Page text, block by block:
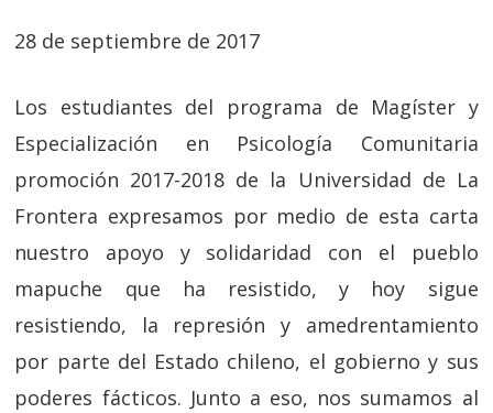
28 de septiembre de 2017
Los estudiantes del programa de Magíster y
Especialización en Psicología Comunitaria
promoción 2017-2018 de la Universidad de La
Frontera expresamos por medio de esta carta
nuestro apoyo y solidaridad con el pueblo
mapuche que ha resistido, y hoy sigue
resistiendo, la represión y amedrentamiento
por parte del Estado chileno, el gobierno y sus
poderes fácticos. Junto a eso, nos sumamos al